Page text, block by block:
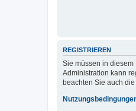
REGISTRIEREN
Sie müssen in
Administration kann
beachten Sie auch